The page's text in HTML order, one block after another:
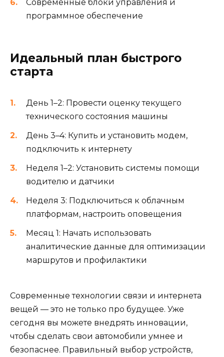
Современные блоки управления и
программное обеспечение
Идеальный план быстрого
старта
День 1–2: Провести оценку текущего
технического состояния машины
День 3–4: Купить и установить модем,
подключить к интернету
Неделя 1–2: Установить системы помощи
водителю и датчики
Неделя 3: Подключиться к облачным
платформам, настроить оповещения
Месяц 1: Начать использовать
аналитические данные для оптимизации
маршрутов и профилактики
Современные технологии связи и интернета
вещей — это не только про будущее. Уже
сегодня вы можете внедрять инновации,
чтобы сделать свои автомобили умнее и
безопаснее. Правильный выбор устройств,